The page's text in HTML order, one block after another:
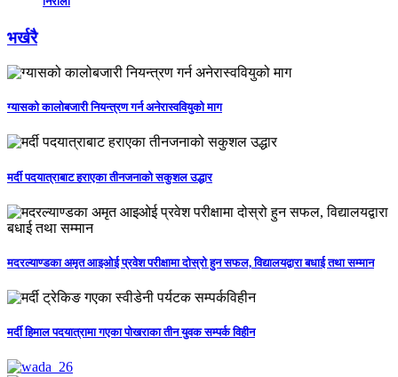
भर्खरै
ग्यासको कालोबजारी नियन्त्रण गर्न अनेरास्ववियुको माग
मर्दी पदयात्राबाट हराएका तीनजनाको सकुशल उद्धार
मदरल्याण्डका अमृत आइओई प्रवेश परीक्षामा दोस्रो हुन सफल, विद्यालयद्वारा बधाई तथा सम्मान
मर्दी हिमाल पदयात्रामा गएका पोखराका तीन युवक सम्पर्क विहीन